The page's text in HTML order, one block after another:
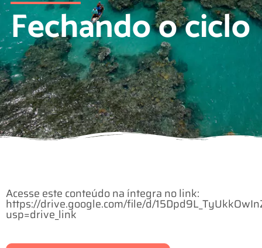
Fechando o ciclo
Acesse este conteúdo na íntegra no link:
https://drive.google.com/file/d/
usp=drive_link